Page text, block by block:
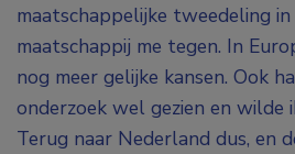
maatschappelijke tweedeling in
maatschappij me tegen. In
nog meer gelijke kansen. Ook
onderzoek wel gezien en wilde
Terug naar Nederland dus, en